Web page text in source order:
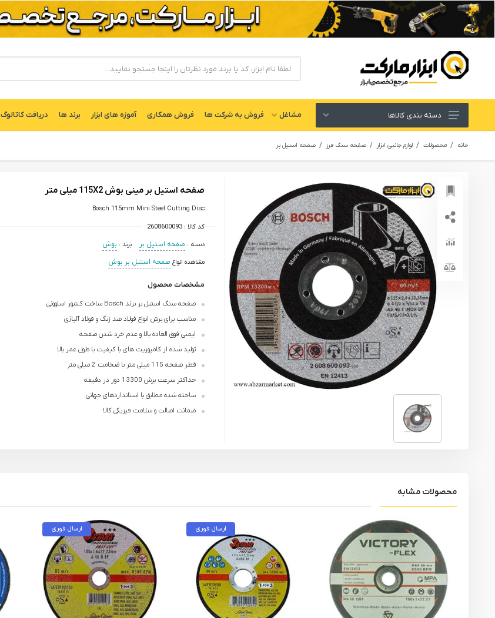
ابزار های برقی و شارژی
لوازم جانبی ابزار
ابزار های دستی و عمومی
ابزار های بادی یا پنوماتیک
ابزار دقیق و اندازه گیری
یراق آلات
تجهیزات ایمنی
قطعات یدکی ابزارآلات
ابزار الکتریکی
ابزار رنگ آمیزی صنعتی
دسته بندی کالاها مشاغل فروش به شركت ها فروش همکاری آموزه های ابزار برند ها دریافت کاتالوگ
خانه محصولات لوازم جانبی ابزار صفحه سنگ فرز صفحه استیل بر
صفحه استیل بر مینی بوش 115X2 میلی متر
Bosch 115mm Mini Steel Cutting Disc
کد کالا : 2608600093
دسته : صفحه استیل بر برند : بوش
مشاهده انواع صفحه استیل بر بوش
مشخصات محصول
صفحه سنگ استیل بر برند Bosch ساخت کشور اسلوونی
مناسب برای برش انواع فولاد ضد زنگ و فولاد آلیاژی
ایمنی فوق العاده بالا و عدم خرد شدن صفحه
تولید شده از کامپوزیت های با کیفیت با طول عمر بالا
قطر صفحه 115 میلی متر با ضخامت 2 میلی متر
حداکثر سرعت برش 13300 دور در دقیقه
ساخته شده مطابق با استانداردهای جهانی
ضمانت اصالت و سلامت فیزیکی کالا
محصولات مشابه
ارسال فوری ارسال فوری